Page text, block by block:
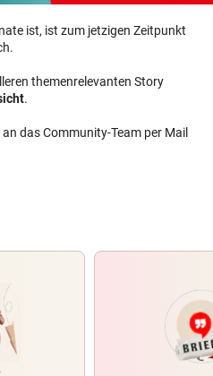
ist, ist zum jetzigen Zeitpunkt
themenrelevanten Story
.
das Community-Team per Mail